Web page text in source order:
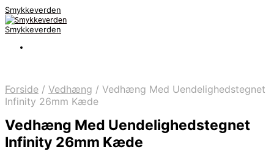
Smykkeverden
Smykkeverden
Forside / Vedhæng / Vedhæng Med Uendelighedstegnet
Infinity 26mm Kæde
Vedhæng Med Uendelighedstegnet
Infinity 26mm Kæde